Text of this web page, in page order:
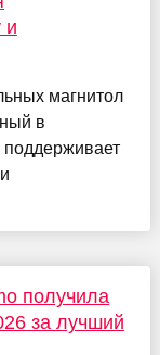
и
магнитол
в
получила
за лучший